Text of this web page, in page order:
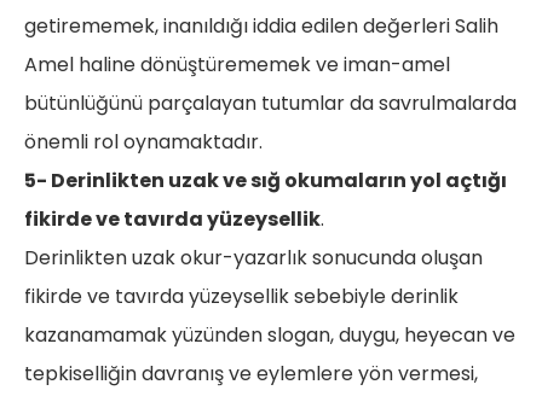
getirememek, inanıldığı iddia edilen değerleri Salih
Amel haline dönüştürememek ve iman-amel
bütünlüğünü parçalayan tutumlar da savrulmalarda
önemli rol oynamaktadır.
5- Derinlikten uzak ve sığ okumaların yol açtığı
fikirde ve tavırda yüzeysellik.
Derinlikten uzak okur-yazarlık sonucunda oluşan
fikirde ve tavırda yüzeysellik sebebiyle derinlik
kazanamamak yüzünden slogan, duygu, heyecan ve
tepkiselliğin davranış ve eylemlere yön vermesi,